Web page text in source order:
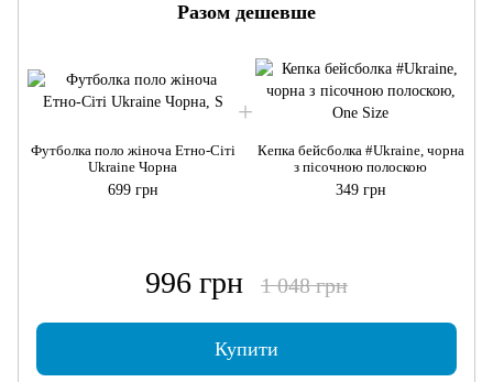
Разом дешевше
Футболка поло жіноча Етно-Сіті
Ukraine Чорна
699 грн
Кепка бейсболка #Ukraine, чорна
з пісочною полоскою
349 грн
996 грн 1 048 грн
Купити